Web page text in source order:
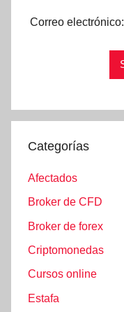
Correo electrónico:
Categorías
Afectados
Broker de CFD
Broker de forex
Criptomonedas
Cursos online
Estafa